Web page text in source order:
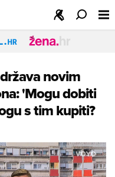
novim
'Mogu dobiti
s tim kupiti?